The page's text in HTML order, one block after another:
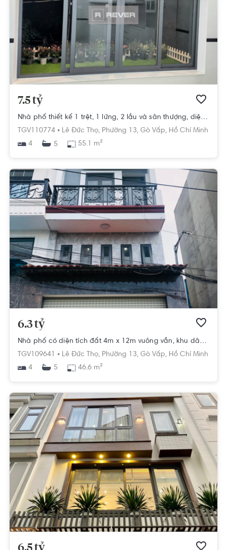
7.5 tỷ
Nhà phố thiết kế 1 trệt, 1 lửng, 2 lầu và sân thượng, diện tích đất 55.1m2.
TGV110774 • Lê Đức Thọ, Phường 13, Gò Vấp, Hồ Chí Minh
4
5 55.1 m²
6.3 tỷ
Nhà phố có diện tích đất 4m x 12m vuông vắn, khu dân cư sầm uất.
TGV109641 • Lê Đức Thọ, Phường 13, Gò Vấp, Hồ Chí Minh
4
5 46.6 m²